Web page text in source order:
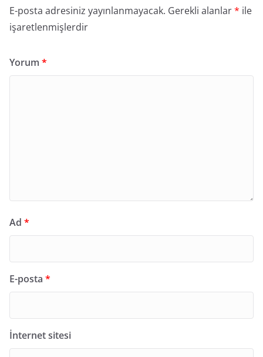
E-posta adresiniz yayınlanmayacak. Gerekli alanlar* ile
işaretlenmişlerdir
Yorum *
Ad *
E-posta *
İnternet sitesi